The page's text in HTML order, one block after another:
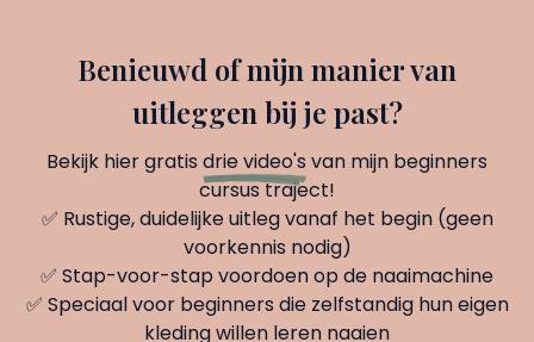
Benieuwd of mijn manier van
uitleggen bij je past?
Bekijk hier gratis drie video's van mijn beginners
cursus traject!
✅ Rustige, duidelijke uitleg vanaf het begin (geen
voorkennis nodig)
✅ Stap-voor-stap voordoen op de naaimachine
✅ Speciaal voor beginners die zelfstandig hun eigen
kleding willen leren naaien